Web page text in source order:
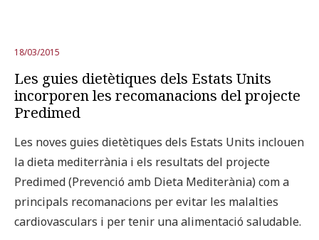
18/03/2015
Les guies dietètiques dels Estats Units
incorporen les recomanacions del projecte
Predimed
Les noves guies dietètiques dels Estats Units inclouen
la dieta mediterrània i els resultats del projecte
Predimed (Prevenció amb Dieta Mediterània) com a
principals recomanacions per evitar les malalties
cardiovasculars i per tenir una alimentació saludable.